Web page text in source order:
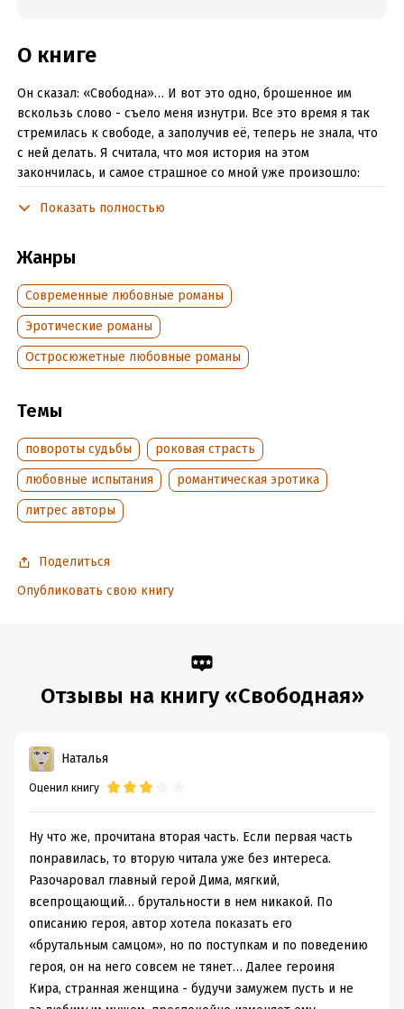
О книге
Он сказал: «Свободна»… И вот это одно, брошенное им
вскользь слово - съело меня изнутри. Все это время я так
стремилась к свободе, а заполучив её, теперь не знала, что
с ней делать. Я считала, что моя история на этом
закончилась, и самое страшное со мной уже произошло:
Но даже в этом я ошибалась…
сведенных скул от постоянной деланной улыбки – ведь
теперь я буду вынуждена носить новую лживую маску.
Современный любовный роман. Вторая книга дилогии.
Подробная информация
Дата написания:
Год издания:2023
Дата поступления:31 октября 2023
Время на чтение:4ч.
Показать полностью
Жанры
Современные любовные романы
Эротические романы
Остросюжетные любовные романы
Темы
повороты судьбы
роковая страсть
любовные испытания
романтическая эротика
литрес авторы
Поделиться
Опубликовать свою книгу
Отзывы на книгу «Свободная»
Наталья
Оценил книгу
Ну что же, прочитана вторая часть. Если первая часть
понравилась, то вторую читала уже без интереса.
Разочаровал главный герой Дима, мягкий,
всепрощающий… брутальности в нем никакой. По
описанию героя, автор хотела показать его
«брутальным самцом», но по поступкам и по поведению
героя, он на него совсем не тянет… Далее героиня
Кира, странная женщина - будучи замужем пусть и не